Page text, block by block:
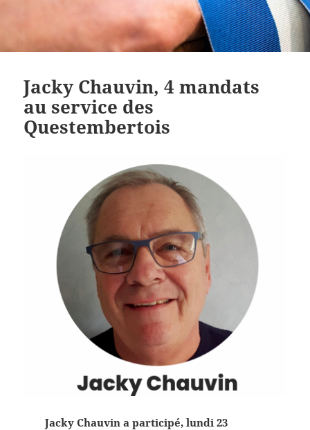
Jacky Chauvin, 4 mandats
au service des
Questembertois
Jacky Chauvin a participé, lundi 23